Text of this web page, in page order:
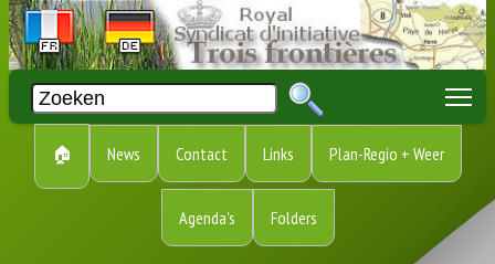
🏠 News Contact Links Plan-Regio + Weer
Agenda's Folders